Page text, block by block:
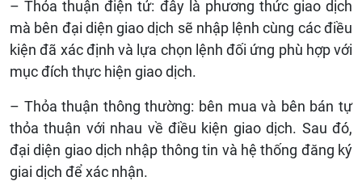
– Thỏa thuận điện tử: đây là phương thức giao dịch
mà bên đại diện giao dịch sẽ nhập lệnh cùng các điều
kiện đã xác định và lựa chọn lệnh đối ứng phù hợp với
mục đích thực hiện giao dịch.
– Thỏa thuận thông thường: bên mua và bên bán tự
thỏa thuận với nhau về điều kiện giao dịch. Sau đó,
đại diện giao dịch nhập thông tin và hệ thống đăng ký
giai dịch để xác nhận.